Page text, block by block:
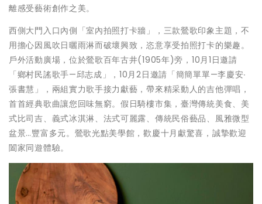
離感受藝術創作之美。
西側大門入口內側「室內拍照打卡牆」，三款鶯歌印象主題，不
用擔心因風吹日曬雨淋而破壞興致，恣意享受拍照打卡的樂趣。
戶外活動廣場，位於鶯歌百年古井(1905年)旁，10月1日邀請
「鄉村民謠歌手—邱志成」，10月2日邀請「簡簡單單—李慶安∙
張書慧」，兩組實力歌手接力獻藝，帶來精采動人的吉他彈唱，
首首經典歌曲讓您回味無窮。假日騎樓市集，臺灣傳統美食、美
式比司吉、義式冰淇淋、法式可麗露、傳統民俗藝品、風雅微型
盆景…豐富多元。鶯歌光點美學館，歡慶十月獻驚喜，誠摯歡迎
闔家同遊體驗。